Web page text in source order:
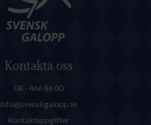
Kontakta oss
08 - 466 86 00
info@svenskgalopp.se
Kontaktuppgifter